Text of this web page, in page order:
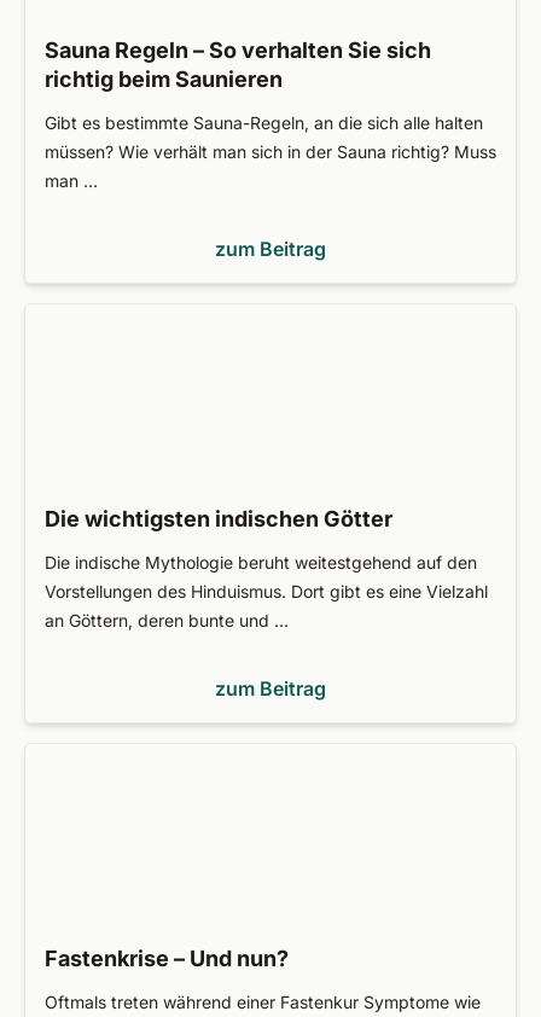
Sauna Regeln – So verhalten Sie sich
richtig beim Saunieren
Gibt es bestimmte Sauna-Regeln, an die sich alle halten
müssen? Wie verhält man sich in der Sauna richtig? Muss
man …
zum Beitrag
Die wichtigsten indischen Götter
Die indische Mythologie beruht weitestgehend auf den
Vorstellungen des Hinduismus. Dort gibt es eine Vielzahl
an Göttern, deren bunte und …
zum Beitrag
Fastenkrise – Und nun?
Oftmals treten während einer Fastenkur Symptome wie